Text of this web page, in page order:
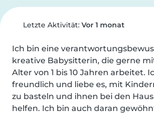
Letzte Aktivität: Vor 1 monat
Ich bin eine
kreative Babysitterin, die gerne
Alter von 1 bis 10 Jahren arbeitet.
freundlich und liebe es, mit
zu basteln und ihnen bei den
helfen. Ich bin auch daran